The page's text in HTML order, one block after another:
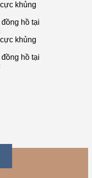
khủng
hồ tại
khủng
hồ tại